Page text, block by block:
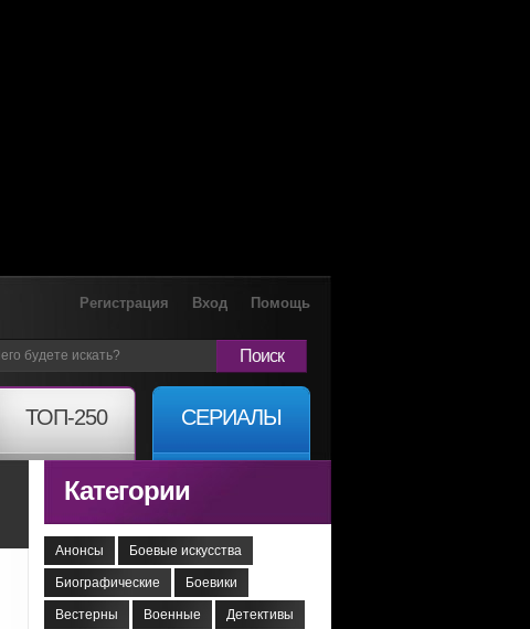
Регистрация Вход Помощь
Поиск
ТОП-250 СЕРИАЛЫ
Категории
Анонсы Боевые искусства
Биографические Боевики
Вестерны Военные Детективы